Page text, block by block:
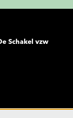
Schakel vzw